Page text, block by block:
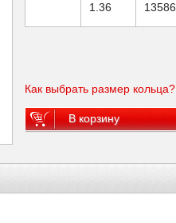
1.36 13586
Как выбрать размер кольца?
В корзину